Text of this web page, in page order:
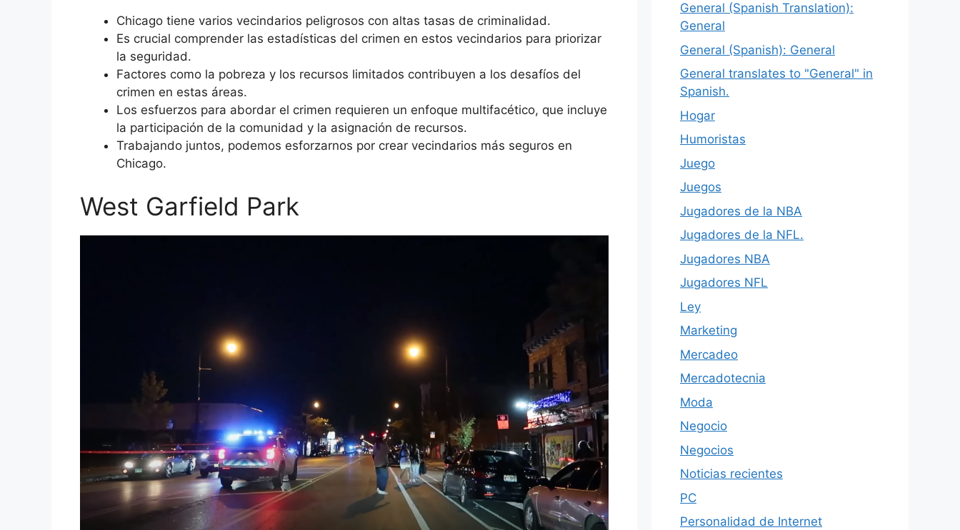
Chicago tiene varios vecindarios peligrosos con altas tasas de criminalidad.
Es crucial comprender las estadísticas del crimen en estos vecindarios para priorizar
la seguridad.
Factores como la pobreza y los recursos limitados contribuyen a los desafíos del
crimen en estas áreas.
Los esfuerzos para abordar el crimen requieren un enfoque multifacético, que incluye
la participación de la comunidad y la asignación de recursos.
Trabajando juntos, podemos esforzarnos por crear vecindarios más seguros en
Chicago.
West Garfield Park
General (Spanish Translation):
General
General (Spanish): General
General translates to "General" in
Spanish.
Hogar
Humoristas
Juego
Juegos
Jugadores de la NBA
Jugadores de la NFL.
Jugadores NBA
Jugadores NFL
Ley
Marketing
Mercadeo
Mercadotecnia
Moda
Negocio
Negocios
Noticias recientes
PC
Personalidad de Internet